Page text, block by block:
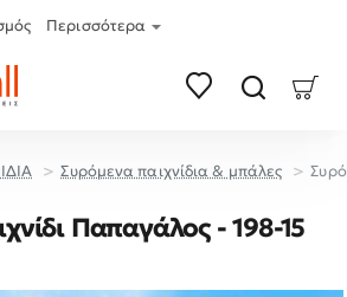
Περισσότερα
Συρόμενα παιχνίδια & μπάλες
Παπαγάλος - 198-15